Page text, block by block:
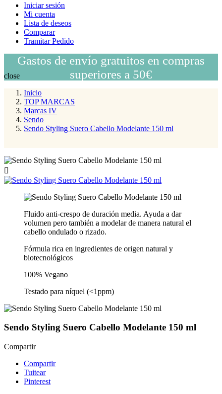
Iniciar sesión
Mi cuenta
Lista de deseos
Comparar
Tramitar Pedido
Gastos de envío gratuitos en compras
superiores a 50€
close
Inicio
TOP MARCAS
Marcas IV
Sendo
Sendo Styling Suero Cabello Modelante 150 ml

Fluido anti-crespo de duración media. Ayuda a dar
volumen pero también a modelar de manera natural el
cabello ondulado o rizado.
Fórmula rica en ingredientes de origen natural y
biotecnológicos
100% Vegano
Testado para níquel (<1ppm)
Sendo Styling Suero Cabello Modelante 150 ml
Compartir
Compartir
Tuitear
Pinterest